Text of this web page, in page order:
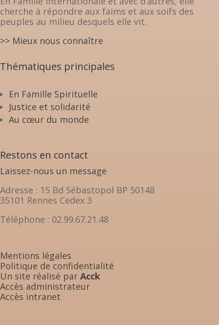
cherche à répondre aux faims et aux soifs des
peuples au milieu desquels elle vit.
>> Mieux nous connaître
Thématiques principales
En Famille Spirituelle
Justice et solidarité
Au cœur du monde
Restons en contact
Laissez-nous un message
Adresse : 15 Bd Sébastopol BP 50148
35101 Rennes Cedex 3
Téléphone : 02.99.67.21.48
Mentions légales
Politique de confidentialité
Un site réalisé par Acck
Accès administrateur
Accès intranet